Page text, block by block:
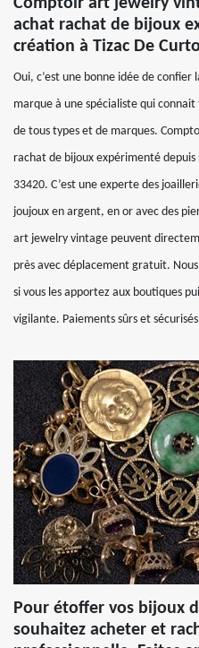
Comptoir art jewelry
achat rachat de bijoux
création à Tizac De
Oui, c’est une bonne idée de
marque à une spécialiste qui
de tous types et de marques.
rachat de bijoux expérimenté depuis
33420. C’est une experte des
joujoux en argent, en or avec des
art jewelry vintage peuvent
près avec déplacement gratuit.
si vous les apportez aux boutiques
vigilante. Paiements sûrs et
Pour étoffer vos bijoux
souhaitez acheter et